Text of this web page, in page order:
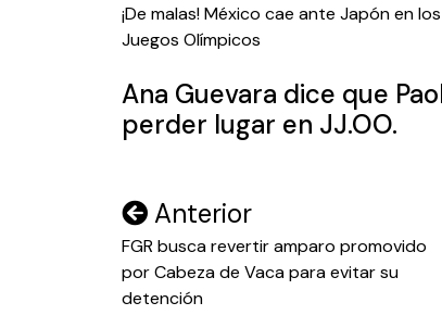
de
entradas
¡De malas! México cae ante Japón en los
Juegos Olímpicos
Ana Guevara dice que
perder lugar en JJ.OO.
Navegación
de
entradas
Anterior
FGR busca revertir amparo promovido
por Cabeza de Vaca para evitar su
detención